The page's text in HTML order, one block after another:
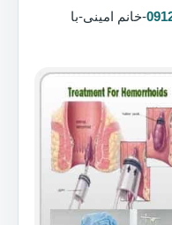
-خانم امینی-با